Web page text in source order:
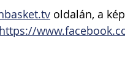
oldalán, a
https://